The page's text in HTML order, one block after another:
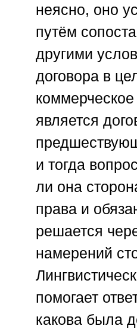
неясно, оно
путём
другими
договора в
является
и тогда
ли она
права и
решается
намерений
помогает
какова была